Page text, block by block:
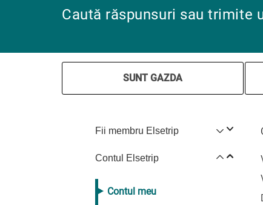
Caută răspunsuri sau trimite
SUNT GAZDA
Fii membru Elsetrip
Contul Elsetrip
Contul meu